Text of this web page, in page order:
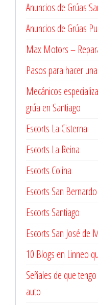
Anuncios de Grúas
Anuncios de Grúas
Max Motors –
Pasos para hacer
Mecánicos
grúa en Santiago
Escorts La Cisterna
Escorts La Reina
Escorts Colina
Escorts San Bernardo
Escorts Santiago
Escorts San José de
10 Blogs en Linneo
Señales de que
auto